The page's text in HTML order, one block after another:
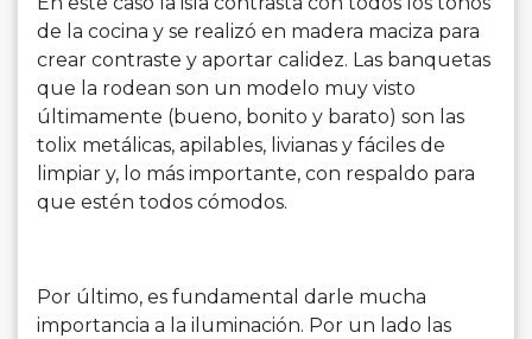
de la cocina y se realizó en madera maciza para
crear contraste y aportar calidez. Las banquetas
que la rodean son un modelo muy visto
últimamente (bueno, bonito y barato) son las
tolix metálicas, apilables, livianas y fáciles de
limpiar y, lo más importante, con respaldo para
que estén todos cómodos.
Por último, es fundamental darle mucha
importancia a la iluminación. Por un lado las